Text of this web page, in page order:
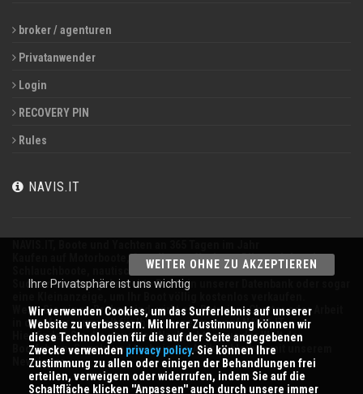
broker / agenturen
Privatanwender
Login
RECOVERY PIN
Rules
NAVIS.IT
Kaufen auf Motorboote, Segelboote, Yachten, Düsentriebwerke,
Schlauchboote, nautischen Geräten zu verkaufen.
Suche neue und gebrauchte Boote in unserer Datenbank oder sogar
Wenn Sie einenBrokersind, wirbt ein BetreiberCharteroder Arbeit
in der Meeresumwelt für Ihr Unternehmen aufNAVIS.IT.
Hier finden Sie die neuesten Nachrichten aus der Welt der
Bootfahren, Segeln und technische Artikel; bleiben mit unserem
Newsletter.
WEITER OHNE ZU AKZEPTIEREN
Ihre Privatsphäre ist uns wichtig
Wir verwenden Cookies, um das Surferlebnis auf unserer
Website zu verbessern. Mit Ihrer Zustimmung können wir
diese Technologien für die auf der Seite angegebenen
Zwecke verwenden privacy policy. Sie können Ihre
Zustimmung zu allen oder einigen der Behandlungen frei
erteilen, verweigern oder widerrufen, indem Sie auf die
Schaltfläche klicken ''Anpassen'' auch durch unsere immer